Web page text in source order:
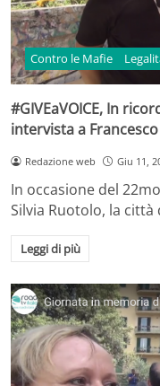
Contro le Mafie
#GIVEaVOICE, In
intervista a
Redazione web Giu 11,
In occasione del
Silvia Ruotolo, la città
Leggi di più